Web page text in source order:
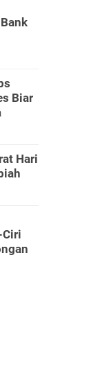
Biar
Hari
Ciri